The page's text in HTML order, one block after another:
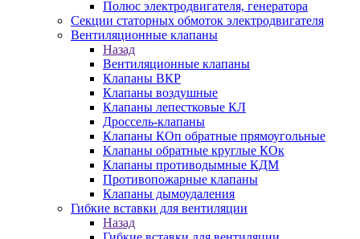
Полюс электродвигателя, генератора
Секции статорных обмоток электродвигателя
Вентиляционные клапаны
Назад
Вентиляционные клапаны
Клапаны ВКР
Клапаны воздушные
Клапаны лепестковые КЛ
Дроссель-клапаны
Клапаны КОп обратные прямоугольные
Клапаны обратные круглые КОк
Клапаны противодымные КДМ
Противопожарные клапаны
Клапаны дымоудаления
Гибкие вставки для вентиляции
Назад